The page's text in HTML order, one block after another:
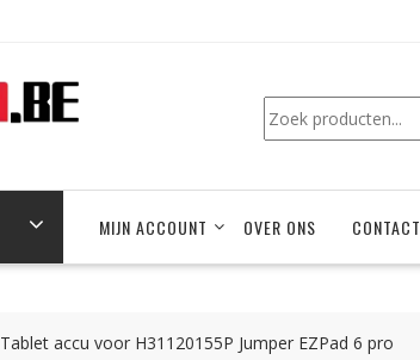
Zoeken
MIJN ACCOUNT OVER ONS CONTACT
Tablet accu voor H31120155P Jumper EZPad 6 pro